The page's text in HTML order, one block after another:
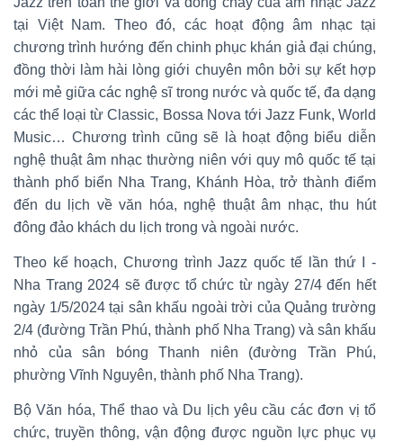
tại Việt Nam. Theo đó, các hoạt động âm nhạc tại
chương trình hướng đến chinh phục khán giả đại chúng,
đồng thời làm hài lòng giới chuyên môn bởi sự kết hợp
mới mẻ giữa các nghệ sĩ trong nước và quốc tế, đa dạng
các thể loại từ Classic, Bossa Nova tới Jazz Funk, World
Music… Chương trình cũng sẽ là hoạt động biểu diễn
nghệ thuật âm nhạc thường niên với quy mô quốc tế tại
thành phố biển Nha Trang, Khánh Hòa, trở thành điểm
đến du lịch về văn hóa, nghệ thuật âm nhạc, thu hút
đông đảo khách du lịch trong và ngoài nước.
Theo kế hoạch, Chương trình Jazz quốc tế lần thứ I -
Nha Trang 2024 sẽ được tổ chức từ ngày 27/4 đến hết
ngày 1/5/2024 tại sân khấu ngoài trời của Quảng trường
2/4 (đường Trần Phú, thành phố Nha Trang) và sân khấu
nhỏ của sân bóng Thanh niên (đường Trần Phú,
phường Vĩnh Nguyên, thành phố Nha Trang).
Bộ Văn hóa, Thể thao và Du lịch yêu cầu các đơn vị tổ
chức, truyền thông, vận động được nguồn lực phục vụ